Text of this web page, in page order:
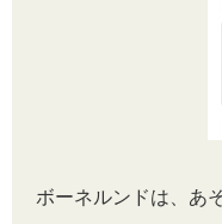
ボーネルンドは、あ